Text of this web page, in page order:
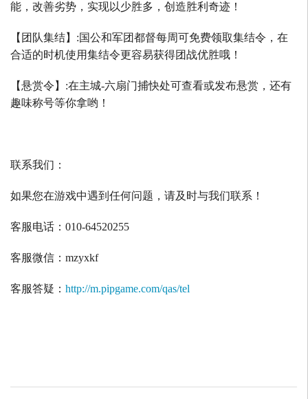
能，改善劣势，实现以少胜多，创造胜利奇迹！
【团队集结】 :国公和军团都督每周可免费领取集结令，在
合适的时机使用集结令更容易获得团战优胜哦！
【悬赏令】 :在主城-六扇门捕快处可查看或发布悬赏，还有
趣味称号等你拿哟！
联系我们：
如果您在游戏中遇到任何问题，请及时与我们联系！
客服电话： 010-64520255
客服微信： mzyxkf
客服答疑： http://m.pipgame.com/qas/tel